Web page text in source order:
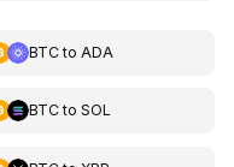
BTCto ADA
BTCto SOL